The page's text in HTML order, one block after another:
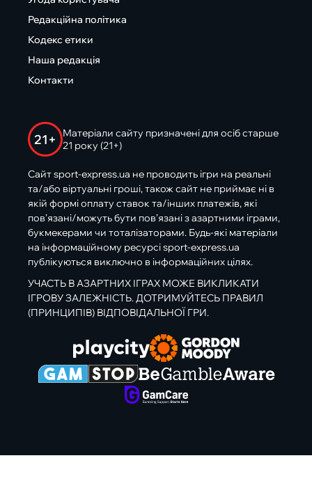
Редакційна політика
Кодекс етики
Наша редакція
Контакти
21+
Матеріали сайту призначені для осіб старше
21 року (21+)
Сайт sport-express.ua не проводить ігри на реальні
та/або віртуальні гроші, також сайт не приймає ні в
якій формі оплату ставок та/інших платежів, які
пов’язані/можуть бути пов’язані з азартними іграми,
букмекерами чи тоталізаторами. Будь-які матеріали
на інформаційному ресурсі sport-express.ua
публікуються виключно в інформаційних цілях.
УЧАСТЬ В АЗАРТНИХ ІГРАХ МОЖЕ ВИКЛИКАТИ
ІГРОВУ ЗАЛЕЖНІСТЬ. ДОТРИМУЙТЕСЬ ПРАВИЛ
(ПРИНЦИПІВ) ВІДПОВІДАЛЬНОЇ ГРИ.